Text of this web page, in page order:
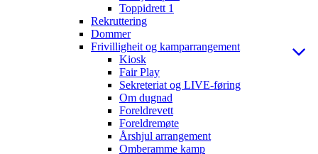
Toppidrett 1
Rekruttering
Dommer
Frivilligheit og kamparrangement
Kiosk
Fair Play
Sekreteriat og LIVE-føring
Om dugnad
Foreldrevett
Foreldremøte
Årshjul arrangement
Omberamme kamp